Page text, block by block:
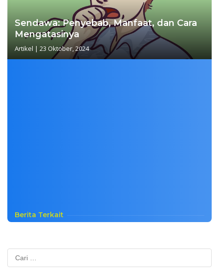
Sendawa: Penyebab, Manfaat, dan Cara
Mengatasinya
Artikel | 23 Oktober, 2024
Berita Terkait
Cari
untuk: